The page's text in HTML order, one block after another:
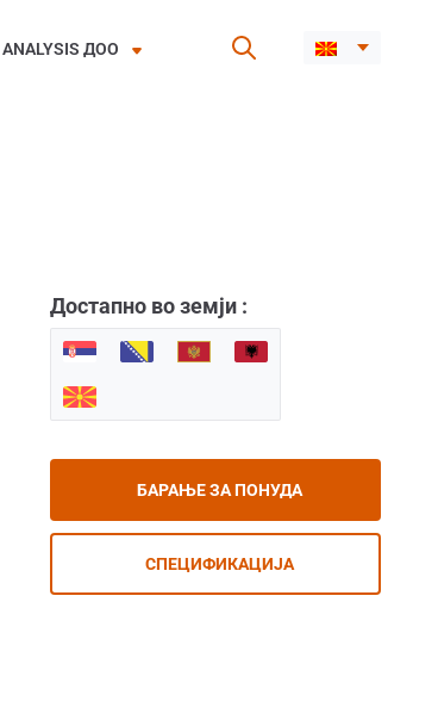
ANALYSIS ДОО
Достапно во земји :
БАРАЊЕ ЗА ПОНУДА
СПЕЦИФИКАЦИЈА